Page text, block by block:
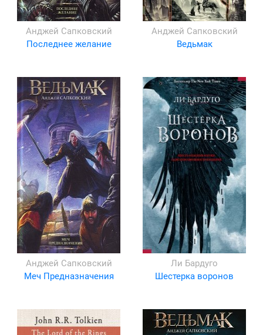
Анджей Сапковский
Последнее желание
Анджей Сапковский
Ведьмак
Анджей Сапковский
Меч Предназначения
Ли Бардуго
Шестерка воронов